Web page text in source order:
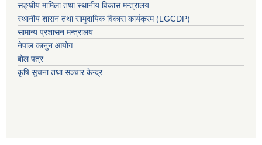
सङ्घीय मामिला तथा स्थानीय विकास मन्त्रालय
स्थानीय शासन तथा सामुदायिक विकास कार्यक्रम (LGCDP)
सामान्य प्रशासन मन्त्रालय
नेपाल कानुन आयोग
बाेल पत्र
कृषि सुचना तथा सञ्चार केन्द्र